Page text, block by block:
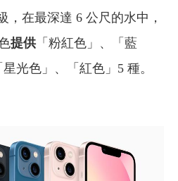
，在最深達 6 公尺的水中，
提供「粉紅色」、「藍
光色」、「紅色」5 種。